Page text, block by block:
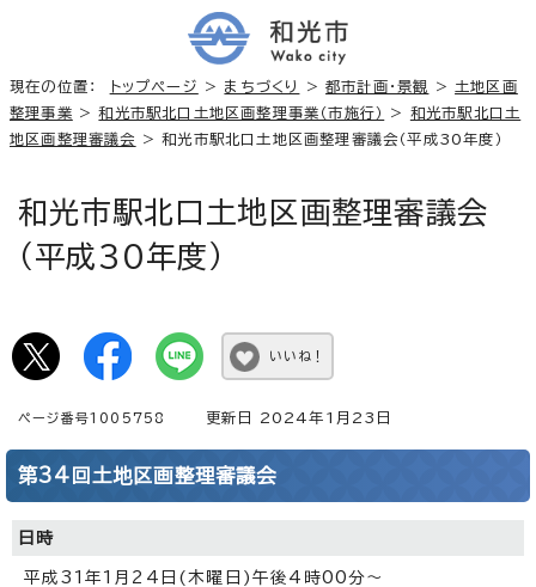
現在の位置： トップページ > まちづくり >都市計画・景観 > 土地区画
整理事業 >和光市駅北口土地区画整理事業（市施行） > 和光市駅北口土
地区画整理審議会
> 和光市駅北口土地区画整理審議会（平成30年度）
和光市駅北口土地区画整理審議会
（平成30年度）
いいね！
ページ番号1005758 更新日 2024年1月23日
第34回土地区画整理審議会
日時
平成31年1月24日(木曜日)午後4時00分～